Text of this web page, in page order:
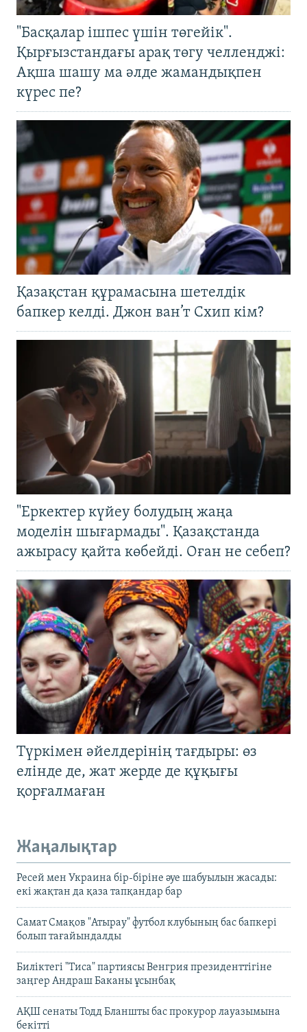
"Басқалар ішпес үшін төгейік".
Қырғызстандағы арақ төгу челленджі:
Ақша шашу ма әлде жамандықпен
күрес пе?
Қазақстан құрамасына шетелдік
бапкер келді. Джон ван’т Схип кім?
"Еркектер күйеу болудың жаңа
моделін шығармады". Қазақстанда
ажырасу қайта көбейді. Оған не себеп?
Түркімен әйелдерінің тағдыры: өз
елінде де, жат жерде де құқығы
қорғалмаған
Жаңалықтар
Ресей мен Украина бір-біріне әуе шабуылын жасады:
екі жақтан да қаза тапқандар бар
Самат Смақов "Атырау" футбол клубының бас бапкері
болып тағайындалды
Биліктегі "Тиса" партиясы Венгрия президенттігіне
заңгер Андраш Баканы ұсынбақ
АҚШ сенаты Тодд Бланшты бас прокурор лауазымына
бекітті